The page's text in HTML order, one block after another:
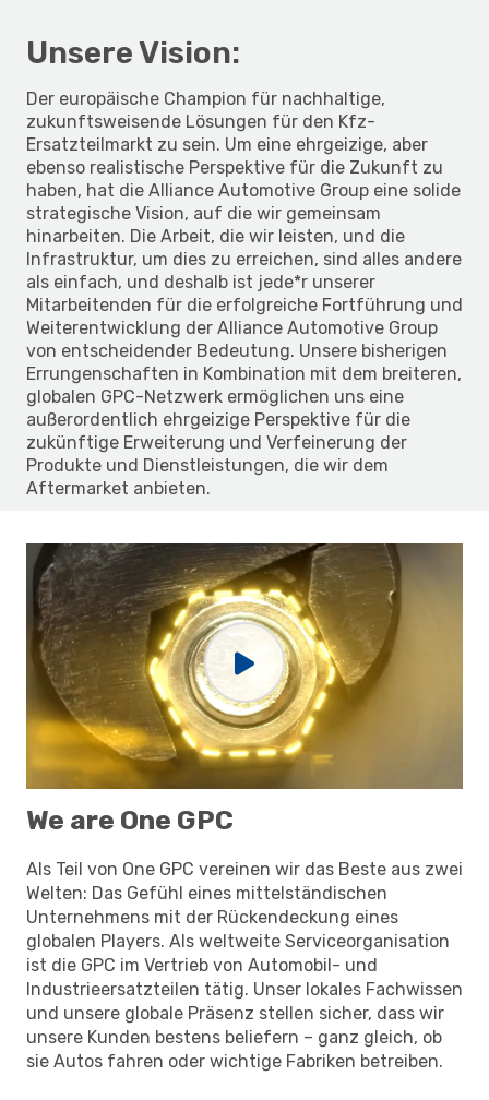
Unsere Vision:
Der europäische Champion für nachhaltige,
zukunftsweisende Lösungen für den Kfz-
Ersatzteilmarkt zu sein. Um eine ehrgeizige, aber
ebenso realistische Perspektive für die Zukunft zu
haben, hat die Alliance Automotive Group eine solide
strategische Vision, auf die wir gemeinsam
hinarbeiten. Die Arbeit, die wir leisten, und die
Infrastruktur, um dies zu erreichen, sind alles andere
als einfach, und deshalb ist jede*r unserer
Mitarbeitenden für die erfolgreiche Fortführung und
Weiterentwicklung der Alliance Automotive Group
von entscheidender Bedeutung. Unsere bisherigen
Errungenschaften in Kombination mit dem breiteren,
globalen GPC-Netzwerk ermöglichen uns eine
außerordentlich ehrgeizige Perspektive für die
zukünftige Erweiterung und Verfeinerung der
Produkte und Dienstleistungen, die wir dem
Aftermarket anbieten.
We are One GPC
Als Teil von One GPC vereinen wir das Beste aus zwei
Welten: Das Gefühl eines mittelständischen
Unternehmens mit der Rückendeckung eines
globalen Players. Als weltweite Serviceorganisation
ist die GPC im Vertrieb von Automobil- und
Industrieersatzteilen tätig. Unser lokales Fachwissen
und unsere globale Präsenz stellen sicher, dass wir
unsere Kunden bestens beliefern – ganz gleich, ob
sie Autos fahren oder wichtige Fabriken betreiben.